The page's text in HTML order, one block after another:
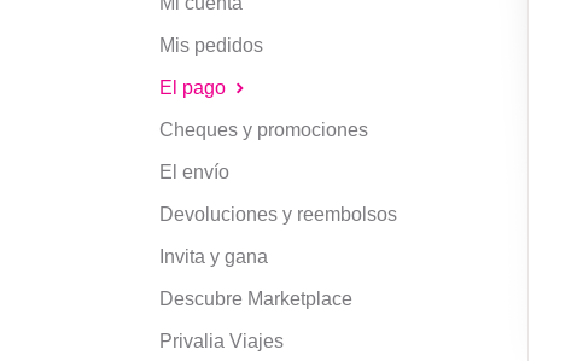
Mis pedidos
El pago
Cheques y promociones
El envío
Devoluciones y reembolsos
Invita y gana
Descubre Marketplace
Privalia Viajes